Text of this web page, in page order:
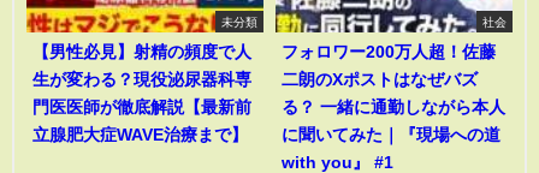
未分類
【男性必見】射精の頻度で人
生が変わる？現役泌尿器科専
門医医師が徹底解説【最新前
立腺肥大症WAVE治療まで】
社会
フォロワー200万人超！佐藤
二朗のXポストはなぜバズ
る？ 一緒に通勤しながら本人
に聞いてみた｜『現場への道
with you』 #1